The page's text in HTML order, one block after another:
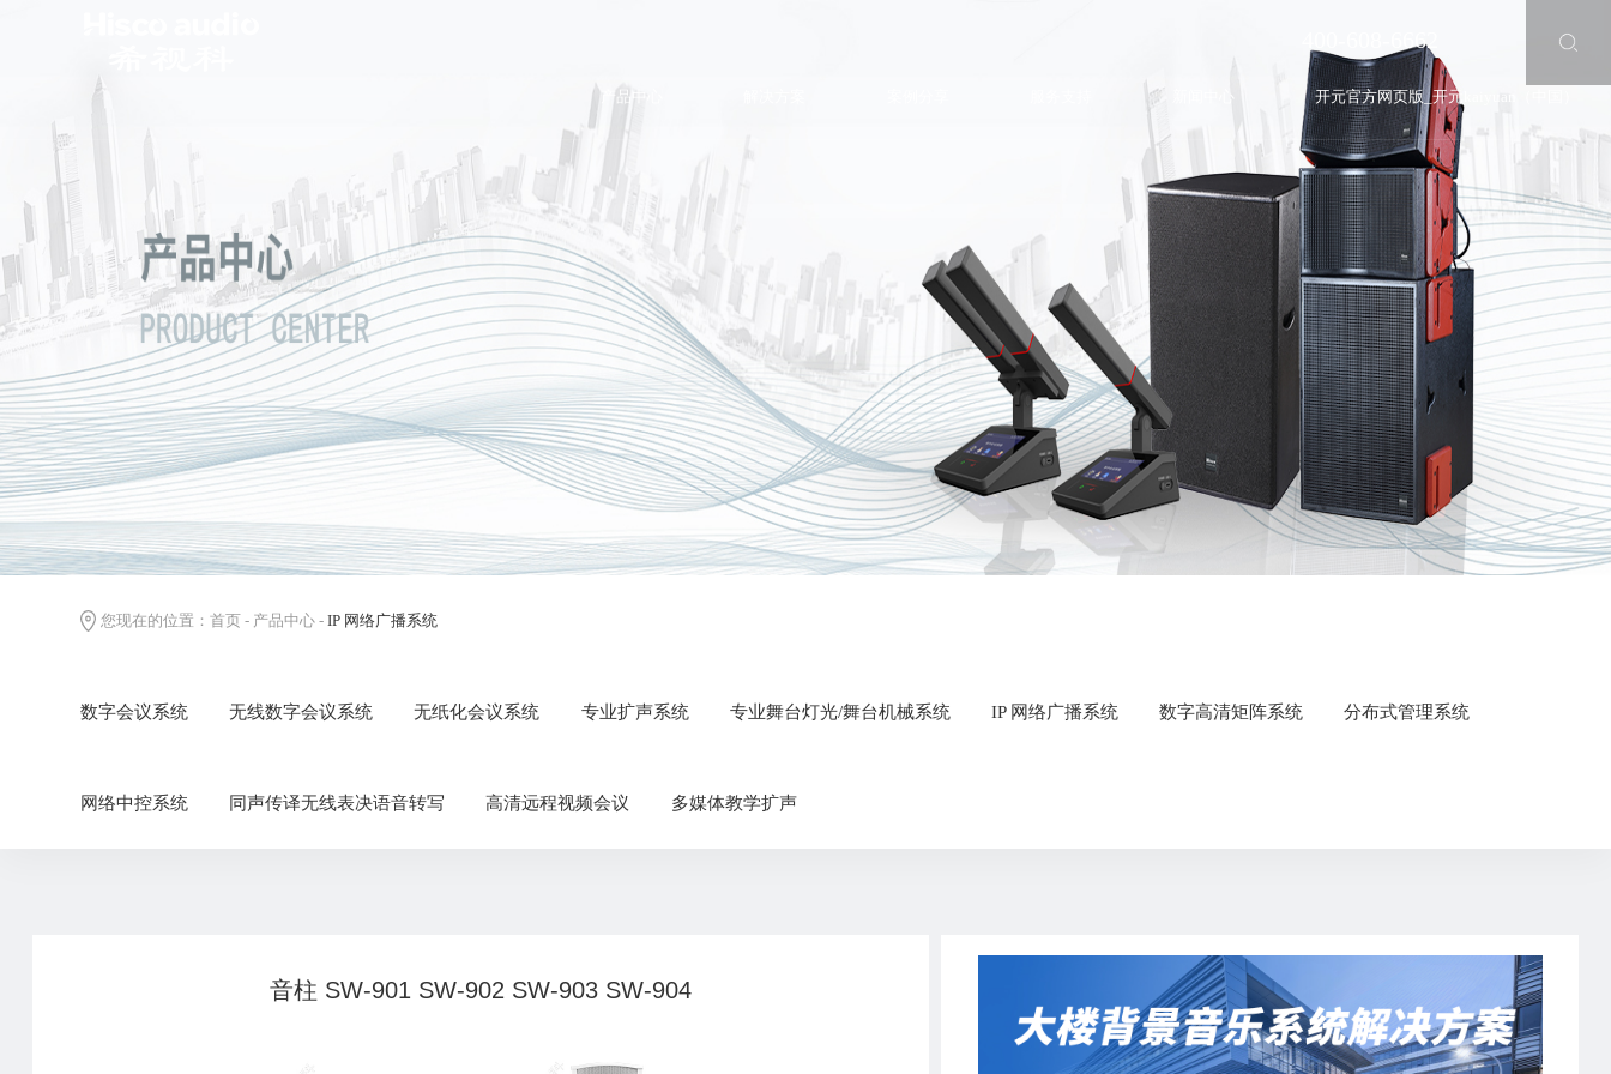
400-608-6662
产品中心 开元官方网页版_开元kaiyuan（中国）
您现在的位置： 首页- 产品中心- IP 网络广播系统
数字会议系统 无线数字会议系统 无纸化会议系统 专业扩声系统 专业舞台灯光/舞台机械系统 IP 网络广播系统 数字高清矩阵系统 分布式管理系统
网络中控系统 同声传译无线表决语音转写 高清远程视频会议 多媒体教学扩声
音柱 SW-901 SW-902 SW-903 SW-904